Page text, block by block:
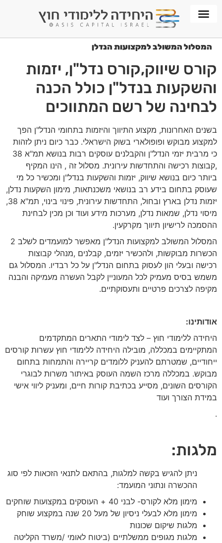
המסלול המשולב למקצועות הנדלן
קורס שיווק,קורס נדל"ן, יזמות
והשקעות בנדל"ן כולל הכנה
לבחינה של רשם המתווכים
בשנים האחרונות, מקצוע התיווך והיזמות בתחומי הנדל"ן הפך
למקצוע מבוקש ופופולארי בשוק הישראלי. כבר כיום ניתן לזהות
כי מרבית יזמי הנדל"ן והקבלנים עוסקים רבות בנושא תמ"א 38
,קבוצות רכישה והתחדשות עירונית. מסלול זה , הינו המקיף
ביותר כיום בנושא שיווק, יזמות והשקעות בנדל"ן ומכשיר כל מי
שעוסק בתחום בידע רב בנושאי משכנתאות, מימון השקעות נדלן,
יזמות נדלן בארץ ובחול, התחדשות עירונית, פינוי בינוי, תמ"א 38,
מיסוי נדלן, שמאות נדלן, מערכות מידע ועוד וכן מכין לבחינת
ההסמכה לרישיון תיווך מקרקעין.
המסלול המשולב למקצועות הנדל"ן מאפשר למועמדים לשלב 2
הכשרות מבוקשות, ולהכשיר יזמים, קבלנים ,מנהלי קבוצות
רכישה ובעלי הון לעסוק בתחום הנדל"ן על כל רבדיו. המסלול גם
משמש בסיס מעמיק לכל המעוניין לקבל העשרה מעמיקה והבנה
מקיפה לצרכים פרטיים ותעסוקתיים.
אודותינו:
היחידה ללימודי חוץ – לצד לימודי התארים המתקדמים
המתקיימים במכללה, מובילה היחידה ללימודי חוץ עשרות קורסים
ייחודיים, שמטרתם להעניק ללומדים קריירה והתמחות בתחום
מבוקש. במכללה מרכז השמה העוסק באיתור משרות לבוגרי
הקורסים השונים, מסייע בכתיבת קורות חיים, ומעניק ליווי אישי
במידת הצורך ועוד
.
מלגות:
ניתן להגיש בקשה למלגות, בהתאם לתנאי הזכאות לפי סוג
ההכשרה ונתוני המועמד:
מימון מלא לקורס- לבני 40 + העוסקים במקצועות שוחקים
מימון מלא לבעלי ניסיון של מעל 20 שנה במקצוע שוחק
מלגות שיקום שכונות
מלגות מגופים ממשלתיים (ביטוח לאומי /משרד הקליטה